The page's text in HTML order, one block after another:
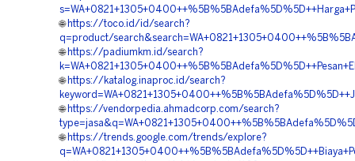
🌐 https://toco.id/id/search?
q=product/
🌐 https://padiumkm.id/search?
🌐 https://katalog.inaproc.id/search?
🌐 https://vendorpedia.ahmadcorp.com/search?
🌐 https://trends.google.com/trends/explore?